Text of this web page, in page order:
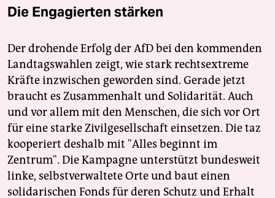
Die Engagierten stärken
Der drohende Erfolg der AfD bei den kommenden
Landtagswahlen zeigt, wie stark rechtsextreme
Kräfte inzwischen geworden sind. Gerade jetzt
braucht es Zusammenhalt und Solidarität. Auch
und vor allem mit den Menschen, die sich vor Ort
für eine starke Zivilgesellschaft einsetzen. Die taz
kooperiert deshalb mit "Alles beginnt im
Zentrum". Die Kampagne unterstützt bundesweit
linke, selbstverwaltete Orte und baut einen
solidarischen Fonds für deren Schutz und Erhalt